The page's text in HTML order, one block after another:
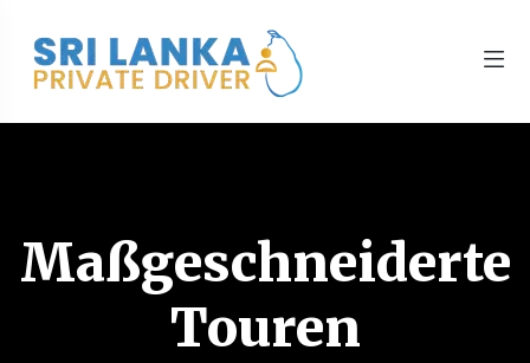
Maßgeschneiderte
Touren